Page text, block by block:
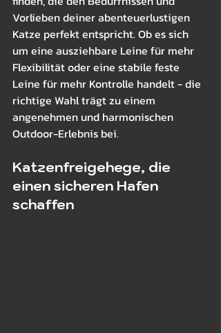
Vorlieben deiner abenteuerlustigen
Katze perfekt entspricht. Ob es sich
um eine ausziehbare Leine für mehr
Flexibilität oder eine stabile feste
Leine für mehr Kontrolle handelt - die
richtige Wahl trägt zu einem
angenehmen und harmonischen
Outdoor-Erlebnis bei.
Katzenfreigehege, die
einen sicheren Hafen
schaffen